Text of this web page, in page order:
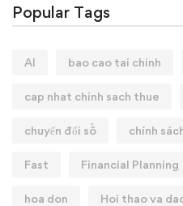
Popular Tags
AI bao cao tai chinh
cap nhat chinh sach thue
chuyển đổi số chính
Fast Financial Planning
hoa don Hoi thao va